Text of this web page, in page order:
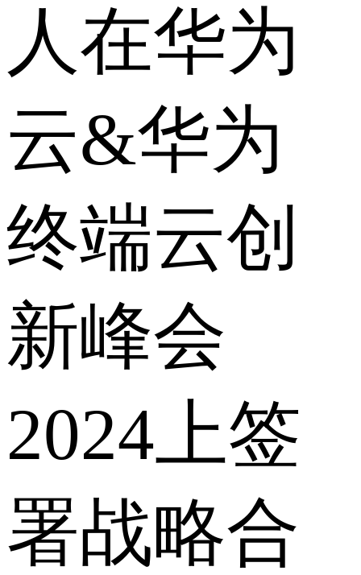
人在华为
云&华为
终端云创
新峰会
2024上签
署战略合